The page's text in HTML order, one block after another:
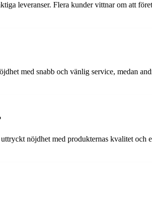
leveranser. Flera kunder vittnar om att
med snabb och vänlig service, medan
nöjdhet med produkternas kvalitet och